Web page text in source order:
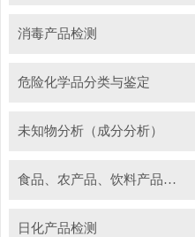
消毒产品检测
危险化学品分类与鉴定
未知物分析（成分分析）
食品、农产品、饮料产品检测
日化产品检测